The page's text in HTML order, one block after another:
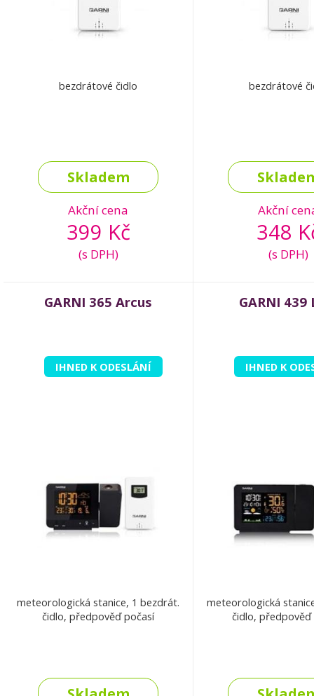
bezdrátové čidlo
Skladem
Akční cena
399 Kč
(s DPH)
bezdrátové
Akční
348
(s DPH)
GARNI 365 Arcus
IHNED K ODESLÁNÍ
meteorologická stanice, 1 bezdrát.
čidlo, předpověď počasí
GARNI 439
IHNED K
meteorologická
čidlo, předpověď